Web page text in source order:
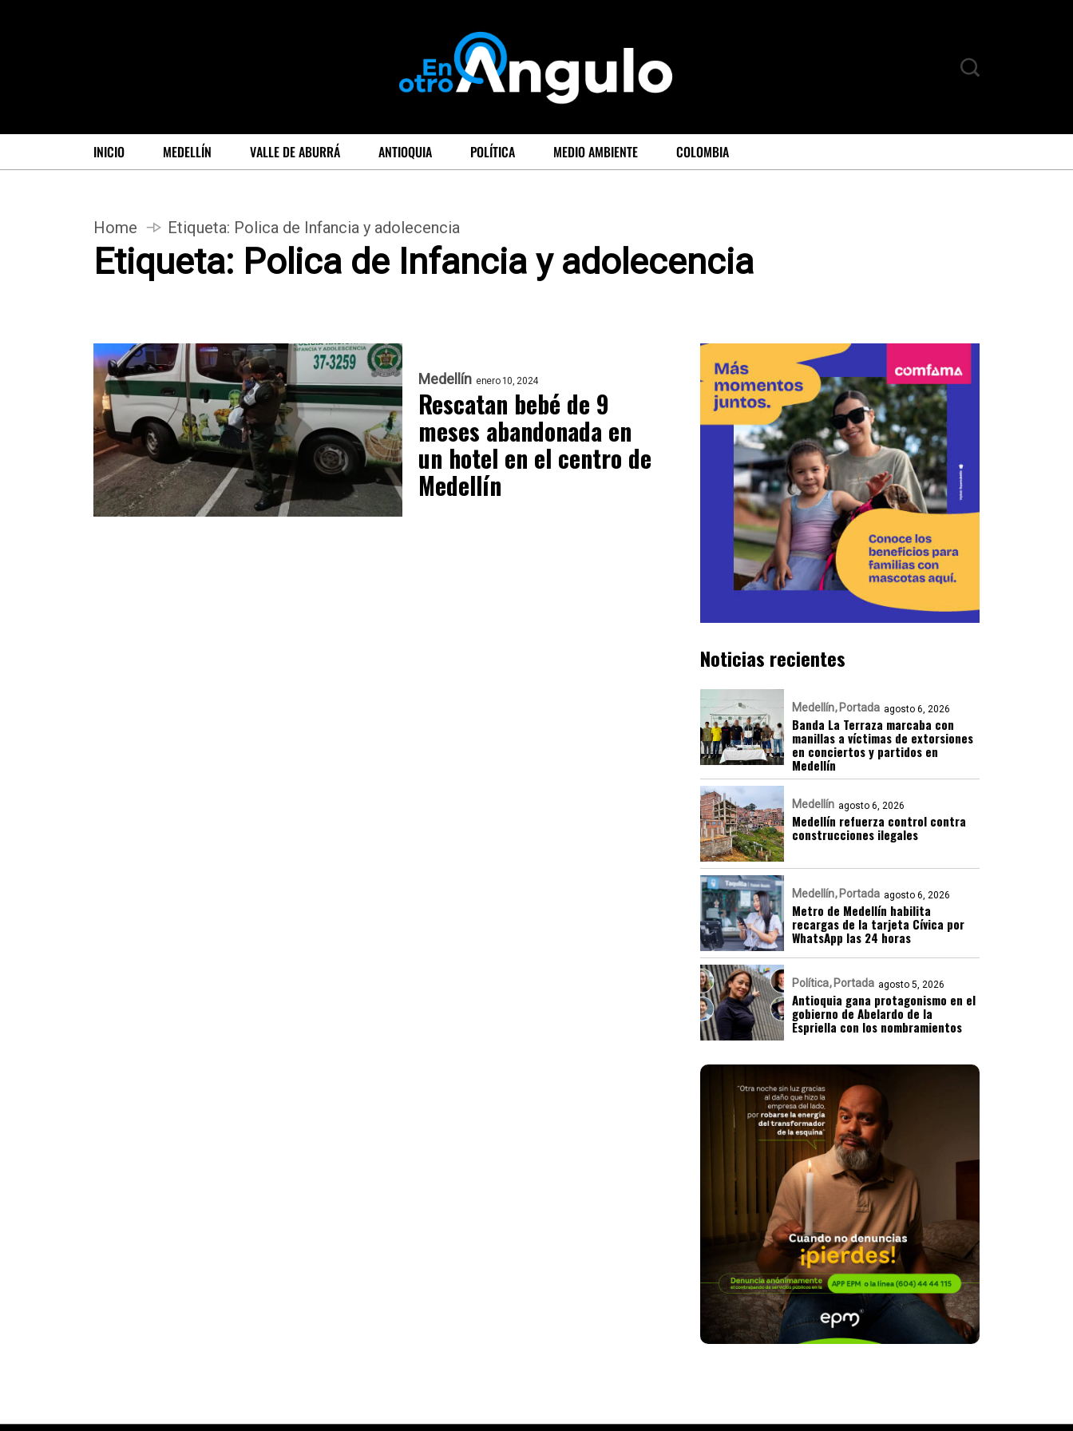
INICIO MEDELLÍN VALLE DE ABURRÁ ANTIOQUIA POLÍTICA MEDIO AMBIENTE COLOMBIA
Home Etiqueta: Polica de Infancia y adolecencia
Etiqueta: Polica de Infancia y adolecencia
Medellín enero 10, 2024
Rescatan bebé de 9
meses abandonada en
un hotel en el centro de
Medellín
Noticias recientes
Medellín Portada agosto 6, 2026
Banda La Terraza marcaba con
manillas a víctimas de extorsiones
en conciertos y partidos en
Medellín
Medellín agosto 6, 2026
Medellín refuerza control contra
construcciones ilegales
Medellín Portada agosto 6, 2026
Metro de Medellín habilita
recargas de la tarjeta Cívica por
WhatsApp las 24 horas
Política Portada agosto 5, 2026
Antioquia gana protagonismo en el
gobierno de Abelardo de la
Espriella con los nombramientos